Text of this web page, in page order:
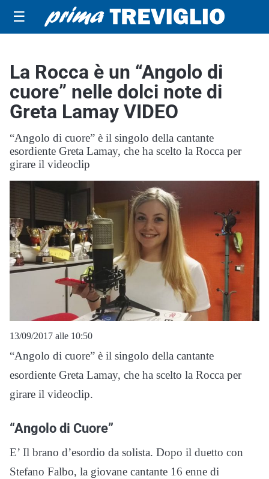
☰
La Rocca è un “Angolo di
cuore” nelle dolci note di
Greta Lamay VIDEO
“Angolo di cuore” è il singolo della cantante
esordiente Greta Lamay, che ha scelto la Rocca per
girare il videoclip
13/09/2017 alle 10:50
“Angolo di cuore” è il singolo della cantante
esordiente Greta Lamay, che ha scelto la Rocca per
girare il videoclip.
“Angolo di Cuore”
E’ Il brano d’esordio da solista. Dopo il duetto con
Stefano Falbo, la giovane cantante 16 enne di